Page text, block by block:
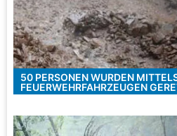
50 PERSONEN WURDEN
FEUERWEHRFAHRZEUGEN